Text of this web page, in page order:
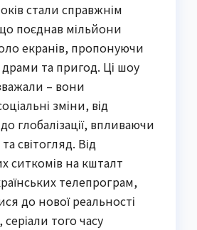
стали справжнім
поєднав мільйони
екранів, пропонуючи
та пригод. Ці шоу
– вони
зміни, від
глобалізації, впливаючи
світогляд. Від
ситкомів на кшталт
телепрограм,
до нової реальності
того часу